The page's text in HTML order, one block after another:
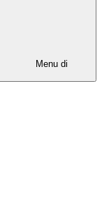
Menu di